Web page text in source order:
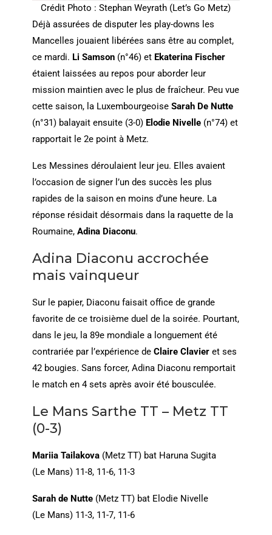
Crédit Photo : Stephan Weyrath (Let’s Go Metz)
Déjà assurées de disputer les play-downs les
Mancelles jouaient libérées sans être au complet,
ce mardi. Li Samson (n°46) et Ekaterina Fischer
étaient laissées au repos pour aborder leur
mission maintien avec le plus de fraîcheur. Peu vue
cette saison, la Luxembourgeoise Sarah De Nutte
(n°31) balayait ensuite (3-0) Elodie Nivelle(n°74) et
rapportait le 2e point à Metz.
Les Messines déroulaient leur jeu. Elles avaient
l’occasion de signer l’un des succès les plus
rapides de la saison en moins d’une heure. La
réponse résidait désormais dans la raquette de la
Roumaine, Adina Diaconu.
Adina Diaconu accrochée
mais vainqueur
Sur le papier, Diaconu faisait office de grande
favorite de ce troisième duel de la soirée. Pourtant,
dans le jeu, la 89e mondiale a longuement été
contrariée par l’expérience de Claire Clavieret ses
42 bougies. Sans forcer, Adina Diaconu remportait
le match en 4 sets après avoir été bousculée.
Le Mans Sarthe TT – Metz TT
(0-3)
Mariia Tailakova (Metz TT) bat Haruna Sugita
(Le Mans) 11-8, 11-6, 11-3
Sarah de Nutte(Metz TT) bat Elodie Nivelle
(Le Mans) 11-3, 11-7, 11-6